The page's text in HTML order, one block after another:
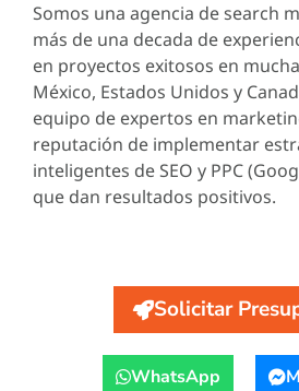
Somos una agencia de search
más de una decada de
en proyectos exitosos en
México, Estados Unidos y
equipo de expertos en
reputación de implementar
inteligentes de SEO y PPC
que dan resultados positivos.
Solicitar
WhatsApp